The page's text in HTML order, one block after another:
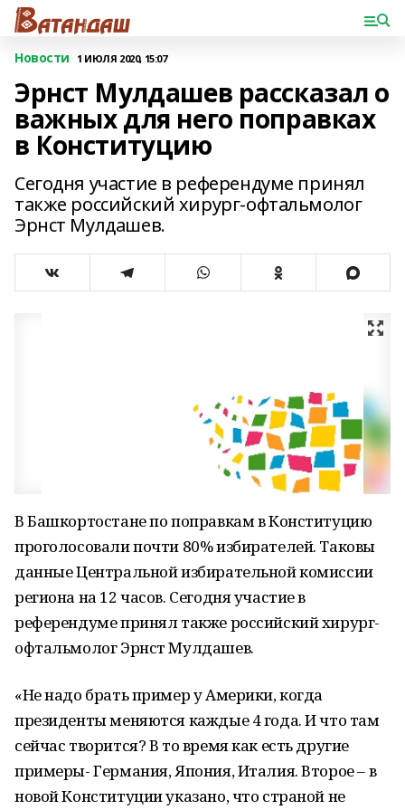
Новости 1 ИЮЛЯ 2020, 15:07
Эрнст Мулдашев рассказал о
важных для него поправках
в Конституцию
Сегодня участие в референдуме принял
также российский хирург-офтальмолог
Эрнст Мулдашев.
В Башкортостане по поправкам в Конституцию
проголосовали почти 80% избирателей. Таковы
данные Центральной избирательной комиссии
региона на 12 часов. Сегодня участие в
референдуме принял также российский хирург-
офтальмолог Эрнст Мулдашев.
«Не надо брать пример у Америки, когда
президенты меняются каждые 4 года. И что там
сейчас творится? В то время как есть другие
примеры- Германия, Япония, Италия. Второе – в
новой Конституции указано, что страной не